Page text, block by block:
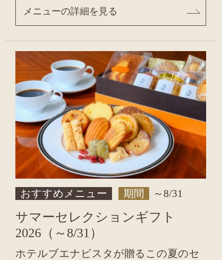
メニューの詳細を見る
おすすめメニュー 期間 ～8/31
サマーセレクションギフト
2026（～8/31）
ホテルブエナビスタが贈るこの夏のセ